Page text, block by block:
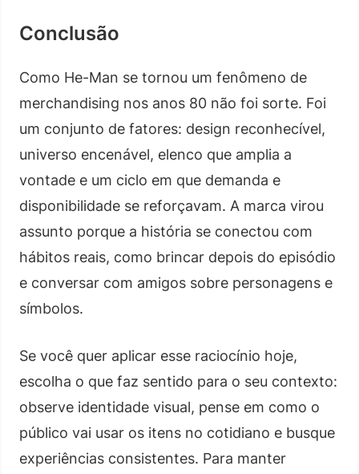
Conclusão
Como He-Man se tornou um fenômeno de
merchandising nos anos 80 não foi sorte. Foi
um conjunto de fatores: design reconhecível,
universo encenável, elenco que amplia a
vontade e um ciclo em que demanda e
disponibilidade se reforçavam. A marca virou
assunto porque a história se conectou com
hábitos reais, como brincar depois do episódio
e conversar com amigos sobre personagens e
símbolos.
Se você quer aplicar esse raciocínio hoje,
escolha o que faz sentido para o seu contexto:
observe identidade visual, pense em como o
público vai usar os itens no cotidiano e busque
experiências consistentes. Para manter